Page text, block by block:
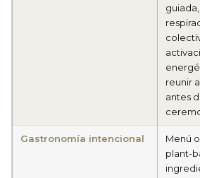
guiada,
reunir
antes
Gastronomía intencional
Menú
plant-